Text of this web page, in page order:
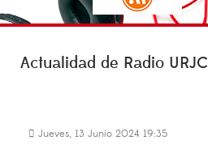
Actualidad de Radio URJC
Jueves, 13 Junio 2024 19:35